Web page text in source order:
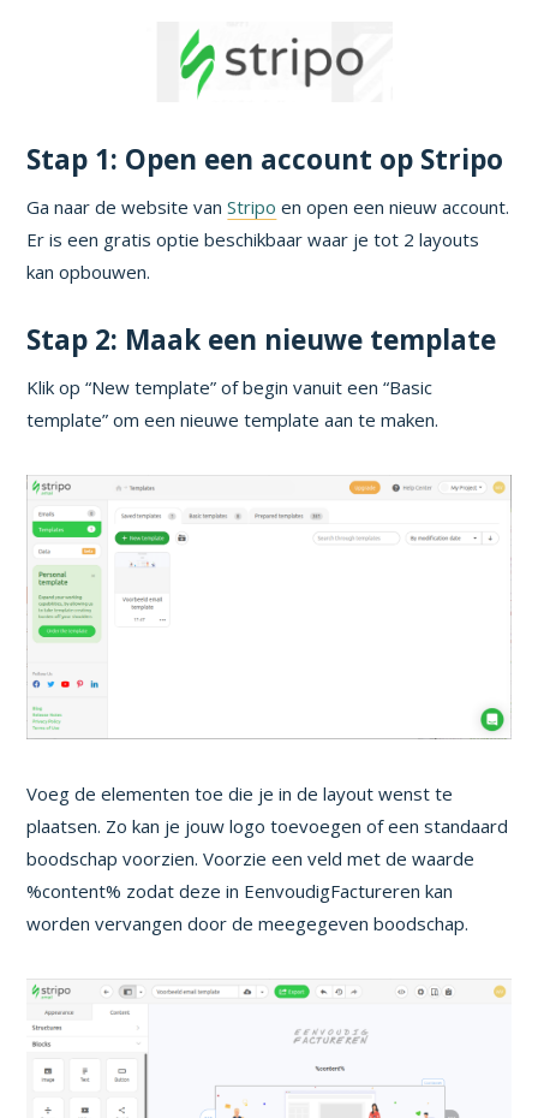
Stap 1: Open een account op Stripo
Ga naar de website vanStripo en open een nieuw account.
Er is een gratis optie beschikbaar waar je tot 2 layouts
kan opbouwen.
Stap 2: Maak een nieuwe template
Klik op “New template” of begin vanuit een “Basic
template” om een nieuwe template aan te maken.
Voeg de elementen toe die je in de layout wenst te
plaatsen. Zo kan je jouw logo toevoegen of een standaard
boodschap voorzien. Voorzie een veld met de waarde
%content% zodat deze in EenvoudigFactureren kan
worden vervangen door de meegegeven boodschap.